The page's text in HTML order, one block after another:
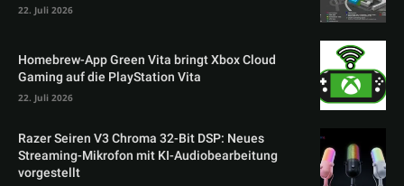
22. Juli 2026
Homebrew-App Green Vita bringt Xbox Cloud
Gaming auf die PlayStation Vita
22. Juli 2026
Razer Seiren V3 Chroma 32-Bit DSP: Neues
Streaming-Mikrofon mit KI-Audiobearbeitung
vorgestellt